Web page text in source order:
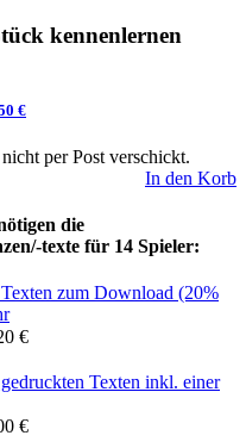
kennenlernen
€
per Post verschickt.
In den Korb
die
texte für 14 Spieler:
zum Download (20%
€
Texten inkl. einer
€